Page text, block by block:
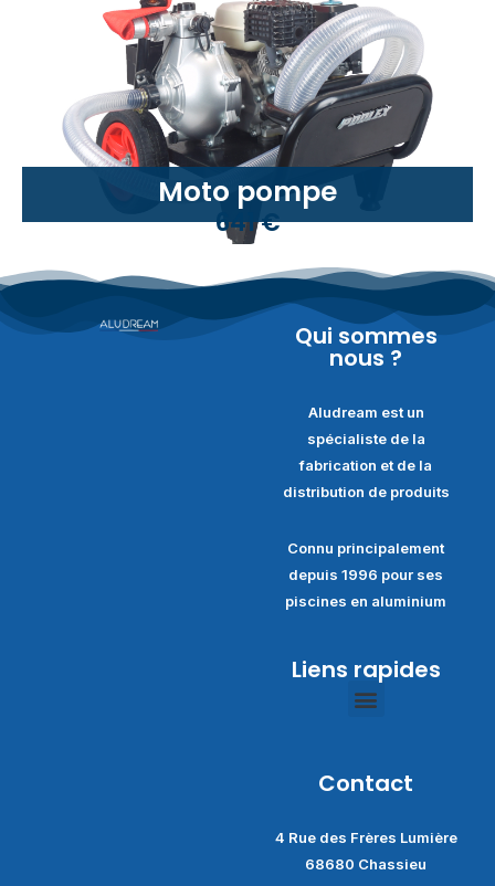
Moto pompe
641 €
Qui sommes
nous ?
Aludream est un
spécialiste de la
fabrication et de la
distribution de produits
Connu principalement
depuis 1996 pour ses
piscines en aluminium
Liens rapides
Contact
4 Rue des Frères Lumière
68680 Chassieu